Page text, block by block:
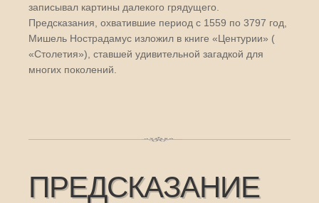
записывал картины далекого грядущего.
Предсказания, охватившие период с 1559 по 3797 год,
Мишель Нострадамус изложил в книге «Центурии» (
«Столетия»), ставшей удивительной загадкой для
многих поколений.
ПРЕДСКАЗАНИЕ